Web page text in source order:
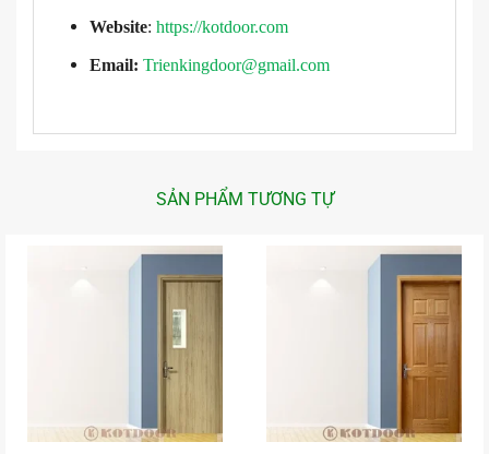
Website: https://kotdoor.com
Email: Trienkingdoor@gmail.com
SẢN PHẨM TƯƠNG TỰ